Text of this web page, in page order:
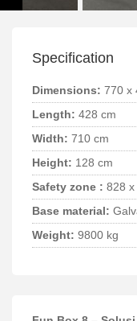
Specification
Dimensions: 770 x
Length: 428 cm
Width: 710 cm
Height: 128 cm
Safety zone : 828 x
Base material:
Weight: 9800 kg